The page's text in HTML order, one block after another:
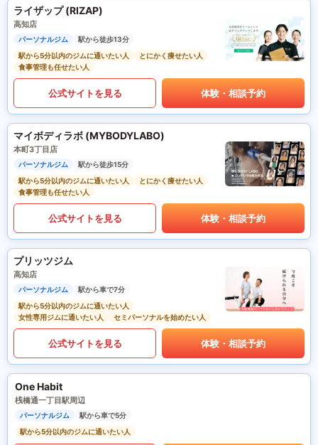
ライザップ (RIZAP)
高知店
パーソナルジム
駅から徒歩13分
駅から5分以内のジムに通いたい人
とにかく痩せたい人
食事管理も任せたい人
公式サイトを見る 体験・相談予約
マイボディラボ (MYBODYLABO)
本町3丁目店
パーソナルジム
駅から徒歩15分
駅から5分以内のジムに通いたい人
とにかく痩せたい人
食事管理も任せたい人
公式サイトを見る 体験・相談予約
プリッツジム
高知店
パーソナルジム
駅から車で7分
駅から5分以内のジムに通いたい人
女性専用ジムに通いたい人
セミパーソナルを始めたい人
公式サイトを見る 体験・相談予約
One Habit
桟橋通一丁目駅周辺
パーソナルジム
駅から車で5分
駅から5分以内のジムに通いたい人